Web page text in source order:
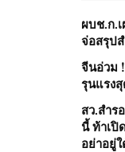
ผบช.ก.
จ่อสรุป
จีนอ่วม
รุนแรง
สว.สำร
นี้ ท้าเปิ
อย่าอยู่